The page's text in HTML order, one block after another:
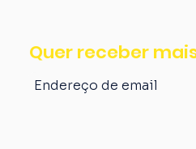
Quer receber